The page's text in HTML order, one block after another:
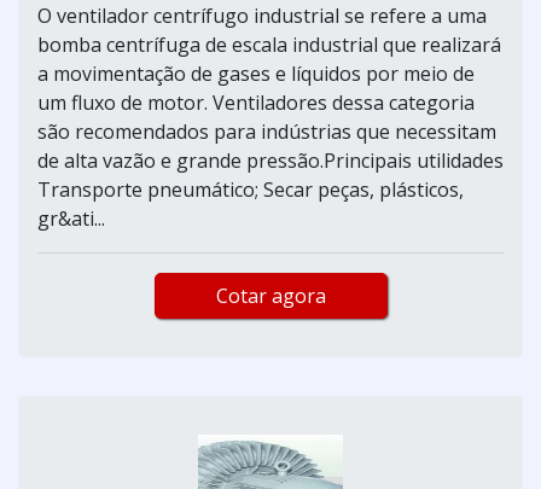
O ventilador centrífugo industrial se refere a uma
bomba centrífuga de escala industrial que realizará
a movimentação de gases e líquidos por meio de
um fluxo de motor. Ventiladores dessa categoria
são recomendados para indústrias que necessitam
de alta vazão e grande pressão.Principais utilidades
Transporte pneumático; Secar peças, plásticos,
gr&ati...
Cotar agora